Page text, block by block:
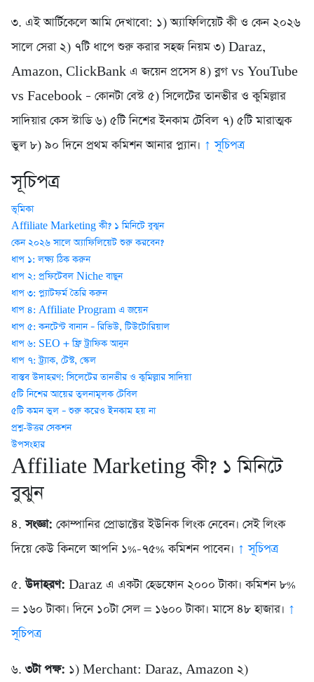
৩. এই আর্টিকেলে আমি দেখাবো: ১) অ্যাফিলিয়েট কী ও কেন ২০২৬
সালে সেরা ২) ৭টি ধাপে শুরু করার সহজ নিয়ম ৩) Daraz,
Amazon, ClickBank এ জয়েন প্রসেস ৪) ব্লগ vs YouTube
vs Facebook – কোনটা বেস্ট ৫) সিলেটের তানভীর ও কুমিল্লার
সাদিয়ার কেস স্টাডি ৬) ৫টি নিশের ইনকাম টেবিল ৭) ৫টি মারাত্মক
ভুল ৮) ৯০ দিনে প্রথম কমিশন আনার প্ল্যান। ↑ সূচিপত্র
সূচিপত্র
ভূমিকা
Affiliate Marketing কী? ১ মিনিটে বুঝুন
কেন ২০২৬ সালে অ্যাফিলিয়েট শুরু করবেন?
ধাপ ১: লক্ষ্য ঠিক করুন
ধাপ ২: প্রফিটেবল Niche বাছুন
ধাপ ৩: প্ল্যাটফর্ম তৈরি করুন
ধাপ ৪: Affiliate Program এ জয়েন
ধাপ ৫: কনটেন্ট বানান – রিভিউ, টিউটোরিয়াল
ধাপ ৬: SEO + ফ্রি ট্রাফিক আনুন
ধাপ ৭: ট্র্যাক, টেস্ট, স্কেল
বাস্তব উদাহরণ: সিলেটের তানভীর ও কুমিল্লার সাদিয়া
৫টি নিশের আয়ের তুলনামূলক টেবিল
৫টি কমন ভুল – শুরু করেও ইনকাম হয় না
প্রশ্ন-উত্তর সেকশন
উপসংহার
Affiliate Marketing কী? ১ মিনিটে
বুঝুন
৪.সংজ্ঞা: কোম্পানির প্রোডাক্টের ইউনিক লিংক নেবেন। সেই লিংক
দিয়ে কেউ কিনলে আপনি ১%-৭৫% কমিশন পাবেন। ↑ সূচিপত্র
৫.উদাহরণ: Daraz এ একটা হেডফোন ২০০০ টাকা। কমিশন ৮%
= ১৬০ টাকা। দিনে ১০টা সেল = ১৬০০ টাকা। মাসে ৪৮ হাজার। ↑
সূচিপত্র
৬. ৩টা পক্ষ: ১) Merchant: Daraz, Amazon ২)